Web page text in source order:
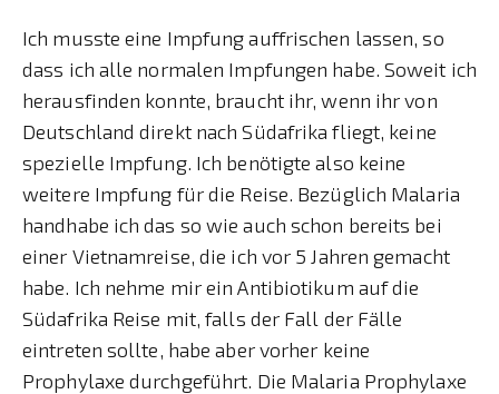
Ich musste eine Impfung auffrischen lassen, so
dass ich alle normalen Impfungen habe. Soweit ich
herausfinden konnte, braucht ihr, wenn ihr von
Deutschland direkt nach Südafrika fliegt, keine
spezielle Impfung. Ich benötigte also keine
weitere Impfung für die Reise. Bezüglich Malaria
handhabe ich das so wie auch schon bereits bei
einer Vietnamreise, die ich vor 5 Jahren gemacht
habe. Ich nehme mir ein Antibiotikum auf die
Südafrika Reise mit, falls der Fall der Fälle
eintreten sollte, habe aber vorher keine
Prophylaxe durchgeführt. Die Malaria Prophylaxe